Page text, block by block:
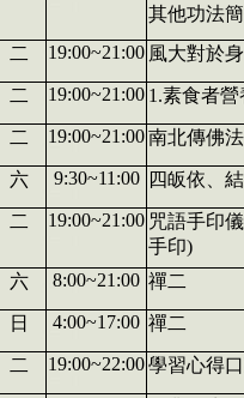
其他功法
二 19:00~21:00 風大對於
二 19:00~21:00 1.素食者
二 19:00~21:00南北傳佛
六 9:30~11:00 四皈依、
二 19:00~21:00 咒語手印
手印)
六 8:00~21:00 禪二
日 4:00~17:00 禪二
二 19:00~22:00學習心得